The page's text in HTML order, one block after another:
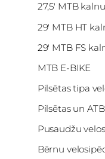
27,5' MTB
29' MTB HT
29' MTB FS
MTB E-BIKE
Pilsētas tipa
Pilsētas un
Pusaudžu
Bērnu